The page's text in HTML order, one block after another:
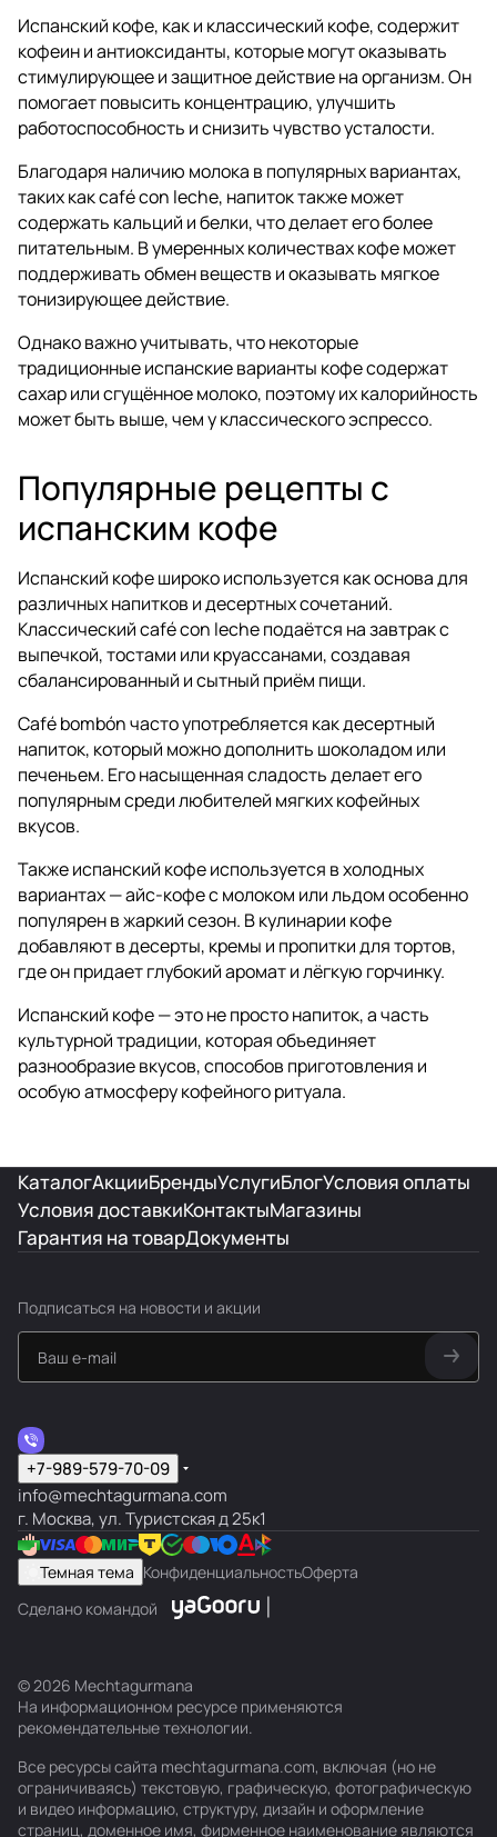
Испанский кофе, как и классический кофе, содержит
кофеин и антиоксиданты, которые могут оказывать
стимулирующее и защитное действие на организм. Он
помогает повысить концентрацию, улучшить
работоспособность и снизить чувство усталости.
Благодаря наличию молока в популярных вариантах,
таких как café con leche, напиток также может
содержать кальций и белки, что делает его более
питательным. В умеренных количествах кофе может
поддерживать обмен веществ и оказывать мягкое
тонизирующее действие.
Однако важно учитывать, что некоторые
традиционные испанские варианты кофе содержат
сахар или сгущённое молоко, поэтому их калорийность
может быть выше, чем у классического эспрессо.
Популярные рецепты с
испанским кофе
Испанский кофе широко используется как основа для
различных напитков и десертных сочетаний.
Классический café con leche подаётся на завтрак с
выпечкой, тостами или круассанами, создавая
сбалансированный и сытный приём пищи.
Café bombón часто употребляется как десертный
напиток, который можно дополнить шоколадом или
печеньем. Его насыщенная сладость делает его
популярным среди любителей мягких кофейных
вкусов.
Также испанский кофе используется в холодных
вариантах — айс-кофе с молоком или льдом особенно
популярен в жаркий сезон. В кулинарии кофе
добавляют в десерты, кремы и пропитки для тортов,
где он придает глубокий аромат и лёгкую горчинку.
Испанский кофе — это не просто напиток, а часть
культурной традиции, которая объединяет
разнообразие вкусов, способов приготовления и
особую атмосферу кофейного ритуала.
КаталогАкцииБрендыУслугиБлогУсловия оплаты
Условия доставкиКонтактыМагазины
Гарантия на товарДокументы
Подписаться на новости и акции
+7-989-579-70-09
info@mechtagurmana.com
г. Москва, ул. Туристская д 25к1
Темная тема КонфиденциальностьОферта
Сделано командой
© 2026 Mechtagurmana
На информационном ресурсе применяются
рекомендательные технологии.
Все ресурсы сайта mechtagurmana.com, включая (но не
ограничиваясь) текстовую, графическую, фотографическую
и видео информацию, структуру, дизайн и оформление
страниц, доменное имя, фирменное наименование являются